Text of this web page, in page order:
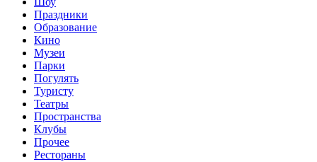
Праздники
Образование
Кино
Музеи
Парки
Погулять
Туристу
Театры
Пространства
Клубы
Прочее
Рестораны